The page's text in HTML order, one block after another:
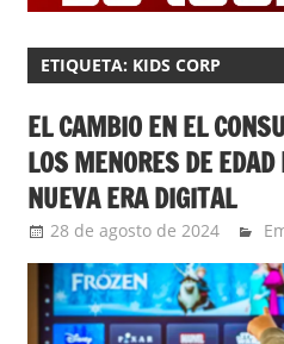
ETIQUETA: KIDS CORP
EL CAMBIO EN EL
LOS MENORES DE
NUEVA ERA DIGITAL
28 de agosto de 2024